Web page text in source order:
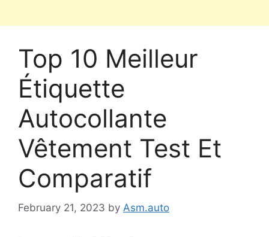
Top 10 Meilleur
Étiquette
Autocollante
Vêtement Test Et
Comparatif
February 21, 2023 by Asm.auto